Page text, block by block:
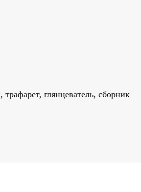
глянцеватель, сборник